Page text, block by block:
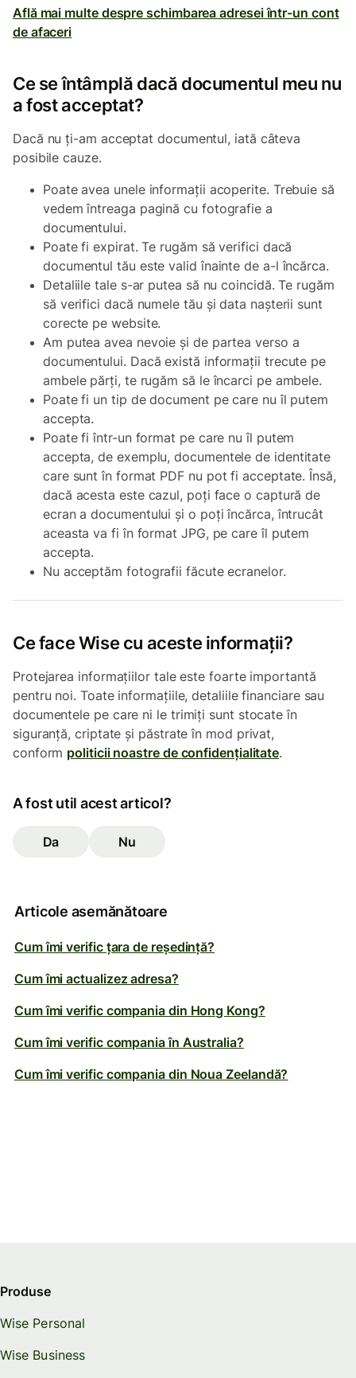
Află mai multe despre schimbarea adresei într-un cont
de afaceri
Ce se întâmplă dacă documentul meu nu
a fost acceptat?
Dacă nu ți-am acceptat documentul, iată câteva
posibile cauze.
Poate avea unele informații acoperite. Trebuie să
vedem întreaga pagină cu fotografie a
documentului.
Poate fi expirat. Te rugăm să verifici dacă
documentul tău este valid înainte de a-l încărca.
Detaliile tale s-ar putea să nu coincidă. Te rugăm
să verifici dacă numele tău și data nașterii sunt
corecte pe website.
Am putea avea nevoie și de partea verso a
documentului. Dacă există informații trecute pe
ambele părți, te rugăm să le încarci pe ambele.
Poate fi un tip de document pe care nu îl putem
accepta.
Poate fi într-un format pe care nu îl putem
accepta, de exemplu, documentele de identitate
care sunt în format PDF nu pot fi acceptate. Însă,
dacă acesta este cazul, poți face o captură de
ecran a documentului și o poți încărca, întrucât
aceasta va fi în format JPG, pe care îl putem
accepta.
Nu acceptăm fotografii făcute ecranelor.
Ce face Wise cu aceste informații?
Protejarea informațiilor tale este foarte importantă
pentru noi. Toate informațiile, detaliile financiare sau
documentele pe care ni le trimiți sunt stocate în
siguranță, criptate și păstrate în mod privat,
conform politicii noastre de confidențialitate.
A fost util acest articol?
Da Nu
Articole asemănătoare
Cum îmi verific țara de reședință?
Cum îmi actualizez adresa?
Cum îmi verific compania din Hong Kong?
Cum îmi verific compania în Australia?
Cum îmi verific compania din Noua Zeelandă?
Produse
Wise Personal
Wise Business